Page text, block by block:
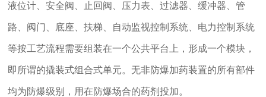
液位计、安全阀、止回阀、压力表、过滤器、缓冲器、管
路、阀门、底座、扶梯、自动监视控制系统、电力控制系统
等按工艺流程需要组装在一个公共平台上，形成一个模块，
即所谓的撬装式组合式单元。 无非防爆加药装置的所有部件
均为防爆级别，用在防爆场合的药剂投加。